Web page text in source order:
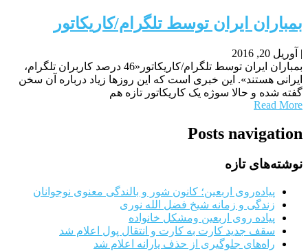
بمباران ایران توسط تلگرام/کاریکاتور
| آوریل 20, 2016
بمباران ایران توسط تلگرام/کاریکاتور«46 درصد کاربران تلگرام،
ایرانی هستند». این خبری است که این روزها زیاد درباره آن سخن
گفته شده و حالا سوژه یک کاریکاتور تازه هم
Read More
Posts navigation
نوشته‌های تازه
پیاده‌روی اربعین؛ کانون شور و بالندگی معنوی نوجوانان
زندگی و زمانه شیخ فضل الله نوری
پیاده روی اربعین ومشکل خانواده
سقف جدید کارت به کارت و انتقال پول اعلام شد
راه‌های جلوگیری از حذف یارانه اعلام شد